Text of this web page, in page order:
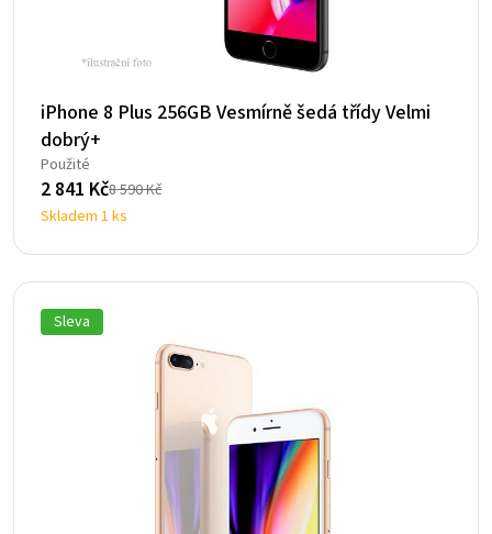
iPhone 8 Plus 256GB Vesmírně šedá třídy Velmi
dobrý+
Použité
8 590Kč
Původní
cena
byla:
8
590 Kč.
2 841 Kč
Aktuální
cena
je:
2
841 Kč.
Skladem 1 ks
Sleva